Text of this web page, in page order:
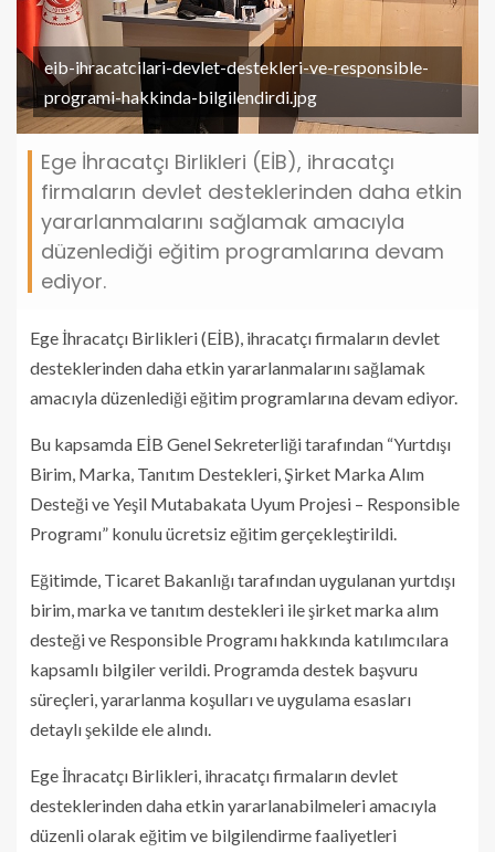
eib-ihracatcilari-devlet-destekleri-ve-responsible-
programi-hakkinda-bilgilendirdi.jpg
Ege İhracatçı Birlikleri (EİB), ihracatçı
firmaların devlet desteklerinden daha etkin
yararlanmalarını sağlamak amacıyla
düzenlediği eğitim programlarına devam
ediyor.
Ege İhracatçı Birlikleri (EİB), ihracatçı firmaların devlet
desteklerinden daha etkin yararlanmalarını sağlamak
amacıyla düzenlediği eğitim programlarına devam ediyor.
Bu kapsamda EİB Genel Sekreterliği tarafından “Yurtdışı
Birim, Marka, Tanıtım Destekleri, Şirket Marka Alım
Desteği ve Yeşil Mutabakata Uyum Projesi – Responsible
Programı” konulu ücretsiz eğitim gerçekleştirildi.
Eğitimde, Ticaret Bakanlığı tarafından uygulanan yurtdışı
birim, marka ve tanıtım destekleri ile şirket marka alım
desteği ve Responsible Programı hakkında katılımcılara
kapsamlı bilgiler verildi. Programda destek başvuru
süreçleri, yararlanma koşulları ve uygulama esasları
detaylı şekilde ele alındı.
Ege İhracatçı Birlikleri, ihracatçı firmaların devlet
desteklerinden daha etkin yararlanabilmeleri amacıyla
düzenli olarak eğitim ve bilgilendirme faaliyetleri